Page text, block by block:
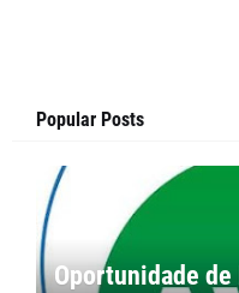
Popular Posts
Oportunidade de